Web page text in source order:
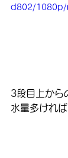
d802/
3段目上から
水量多けれ